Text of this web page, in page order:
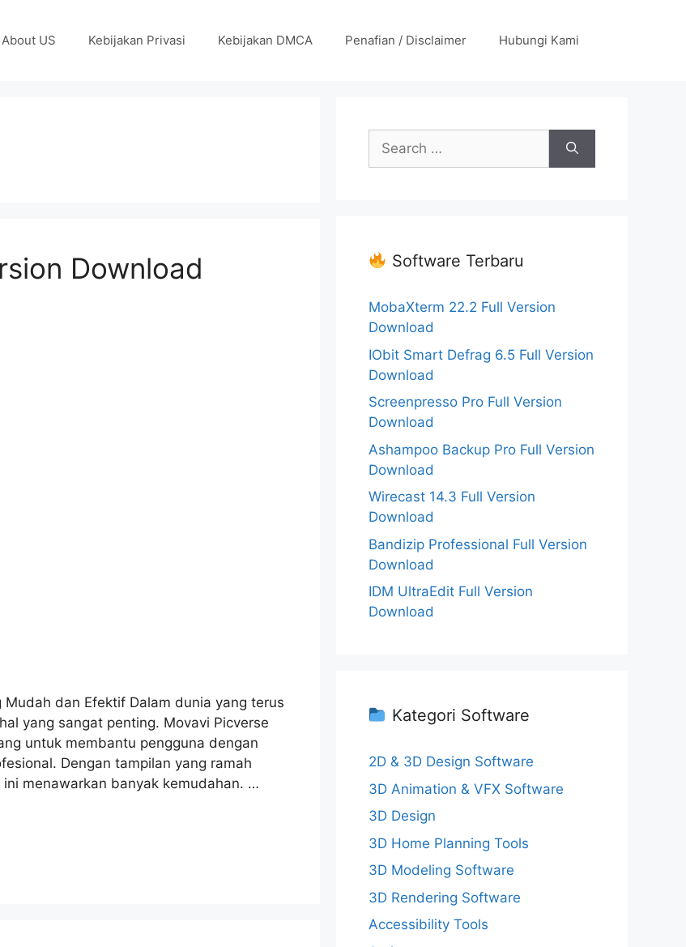
About US Kebijakan Privasi Kebijakan DMCA Penafian / Disclaimer Hubungi Kami
Download
dan Efektif Dalam dunia yang terus
yang sangat penting. Movavi Picverse
untuk membantu pengguna dengan
Dengan tampilan yang ramah
menawarkan banyak kemudahan. …
Search
for:
Software Terbaru
MobaXterm 22.2 Full Version
Download
IObit Smart Defrag 6.5 Full Version
Download
Screenpresso Pro Full Version
Download
Ashampoo Backup Pro Full Version
Download
Wirecast 14.3 Full Version
Download
Bandizip Professional Full Version
Download
IDM UltraEdit Full Version
Download
Kategori Software
2D & 3D Design Software
3D Animation & VFX Software
3D Design
3D Home Planning Tools
3D Modeling Software
3D Rendering Software
Accessibility Tools